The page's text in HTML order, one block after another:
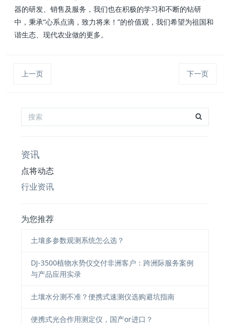
器的研发、销售及服务，我们也在积极的学习和不断的钻研
中，秉承“心系点滴，致力将来！”的价值观，我们希望为祖国和
谐生态、现代农业做的更多。
上一页 下一页
资讯
点将动态
行业资讯
为您推荐
土壤多参数观测系统怎么选？
DJ-3500植物水势仪交付非洲客户：跨洲际服务案例
与产品应用实录
土壤水分测不准？便携式速测仪选购避坑指南
便携式光合作用测定仪，国产or进口？